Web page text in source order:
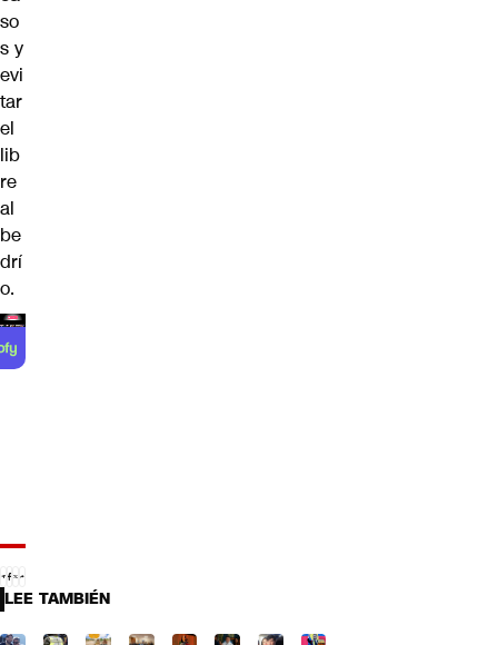
so
s y
evi
tar
el
lib
re
al
be
drí
o.
LEE TAMBIÉN